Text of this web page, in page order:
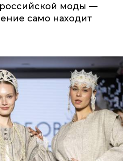
российской моды —
само находит